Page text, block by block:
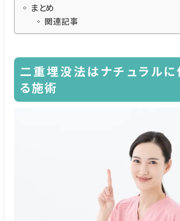
まとめ
関連記事
二重埋没法はナチュラル
る施術